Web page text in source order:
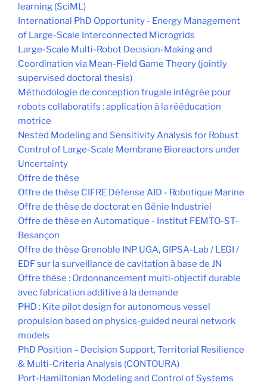
learning (SciML)
International PhD Opportunity - Energy Management
of Large-Scale Interconnected Microgrids
Large-Scale Multi-Robot Decision-Making and
Coordination via Mean-Field Game Theory (jointly
supervised doctoral thesis)
Méthodologie de conception frugale intégrée pour
robots collaboratifs : application à la rééducation
motrice
Nested Modeling and Sensitivity Analysis for Robust
Control of Large-Scale Membrane Bioreactors under
Uncertainty
Offre de thèse
Offre de thèse CIFRE Défense AID - Robotique Marine
Offre de thèse de doctorat en Génie Industriel
Offre de thèse en Automatique - Institut FEMTO-ST-
Besançon
Offre de thèse Grenoble INP UGA, GIPSA-Lab / LEGI /
EDF sur la surveillance de cavitation à base de JN
Offre thèse : Ordonnancement multi-objectif durable
avec fabrication additive à la demande
PHD : Kite pilot design for autonomous vessel
propulsion based on physics-guided neural network
models
PhD Position – Decision Support, Territorial Resilience
& Multi-Criteria Analysis (CONTOURA)
Port-Hamiltonian Modeling and Control of Systems